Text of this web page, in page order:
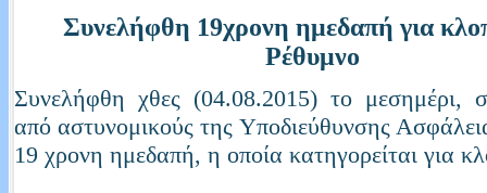
Συνελήφθη 19χρονη ημεδαπή για
Ρέθυμνο
Συνελήφθη χθες (04.08.2015) το μεσημέρι,
από αστυνομικούς της Υποδιεύθυνσης
19 χρονη ημεδαπή, η οποία κατηγορείται για